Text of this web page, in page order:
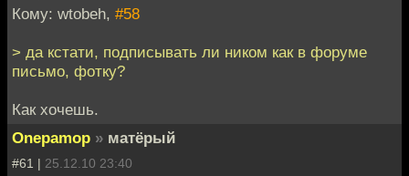
Кому: wtobeh, #58
> да кстати, подписывать ли ником как в форуме
письмо, фотку?
Как хочешь.
Onepamop » матёрый
#61 | 25.12.10 23:40